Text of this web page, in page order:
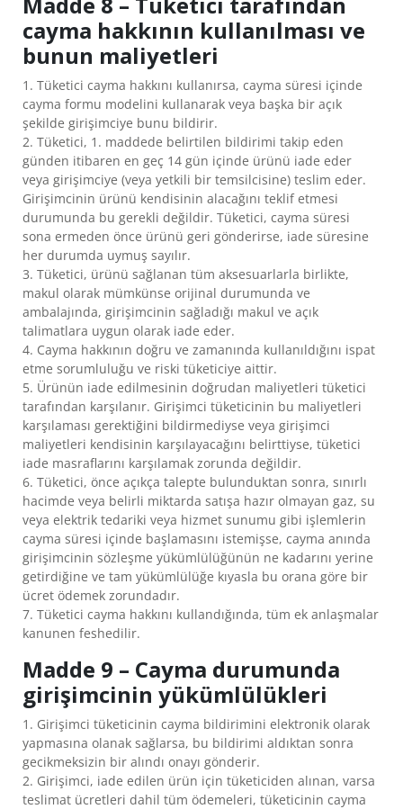
cayma hakkının kullanılması ve
bunun maliyetleri
1. Tüketici cayma hakkını kullanırsa, cayma süresi içinde
cayma formu modelini kullanarak veya başka bir açık
şekilde girişimciye bunu bildirir.
2. Tüketici, 1. maddede belirtilen bildirimi takip eden
günden itibaren en geç 14 gün içinde ürünü iade eder
veya girişimciye (veya yetkili bir temsilcisine) teslim eder.
Girişimcinin ürünü kendisinin alacağını teklif etmesi
durumunda bu gerekli değildir. Tüketici, cayma süresi
sona ermeden önce ürünü geri gönderirse, iade süresine
her durumda uymuş sayılır.
3. Tüketici, ürünü sağlanan tüm aksesuarlarla birlikte,
makul olarak mümkünse orijinal durumunda ve
ambalajında, girişimcinin sağladığı makul ve açık
talimatlara uygun olarak iade eder.
4. Cayma hakkının doğru ve zamanında kullanıldığını ispat
etme sorumluluğu ve riski tüketiciye aittir.
5. Ürünün iade edilmesinin doğrudan maliyetleri tüketici
tarafından karşılanır. Girişimci tüketicinin bu maliyetleri
karşılaması gerektiğini bildirmediyse veya girişimci
maliyetleri kendisinin karşılayacağını belirttiyse, tüketici
iade masraflarını karşılamak zorunda değildir.
6. Tüketici, önce açıkça talepte bulunduktan sonra, sınırlı
hacimde veya belirli miktarda satışa hazır olmayan gaz, su
veya elektrik tedariki veya hizmet sunumu gibi işlemlerin
cayma süresi içinde başlamasını istemişse, cayma anında
girişimcinin sözleşme yükümlülüğünün ne kadarını yerine
getirdiğine ve tam yükümlülüğe kıyasla bu orana göre bir
ücret ödemek zorundadır.
7. Tüketici cayma hakkını kullandığında, tüm ek anlaşmalar
kanunen feshedilir.
Madde 9 – Cayma durumunda
girişimcinin yükümlülükleri
1. Girişimci tüketicinin cayma bildirimini elektronik olarak
yapmasına olanak sağlarsa, bu bildirimi aldıktan sonra
gecikmeksizin bir alındı onayı gönderir.
2. Girişimci, iade edilen ürün için tüketiciden alınan, varsa
teslimat ücretleri dahil tüm ödemeleri, tüketicinin cayma